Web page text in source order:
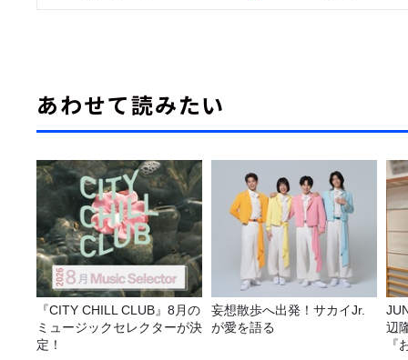
あわせて読みたい
『CITY CHILL CLUB』8月の
ミュージックセレクターが決
定！
妄想散歩へ出発！サカイJr.
が愛を語る
JUNK バナナ
辺
『